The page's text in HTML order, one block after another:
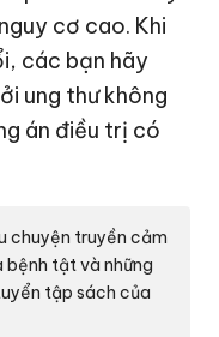
cơ cao. Khi
các bạn hãy
ung thư không
án điều trị có
chuyện truyền cảm
bệnh tật và những
tập sách của